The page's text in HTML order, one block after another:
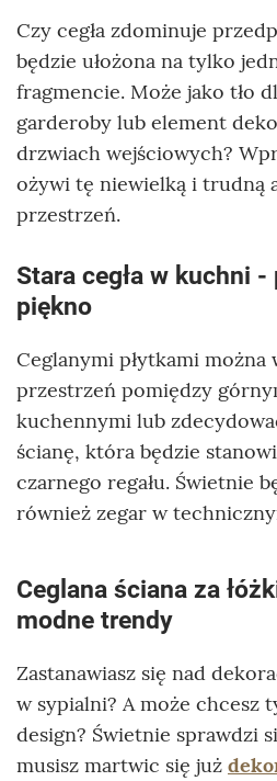
Czy cegła zdominuje
będzie ułożona na tylko
fragmencie. Może jako tło
garderoby lub element
drzwiach wejściowych?
ożywi tę niewielką i trudną
przestrzeń.
Stara cegła w kuchni
piękno
Ceglanymi płytkami można
przestrzeń pomiędzy
kuchennymi lub
ścianę, która będzie
czarnego regału. Świetnie
również zegar w
Ceglana ściana za
modne trendy
Zastanawiasz się nad
w sypialni? A może chcesz
design? Świetnie sprawdzi
musisz martwic się już